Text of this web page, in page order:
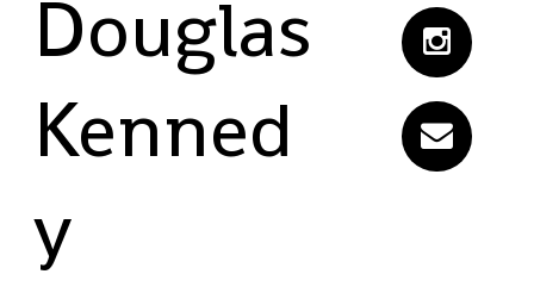
Douglas
Kenned
y